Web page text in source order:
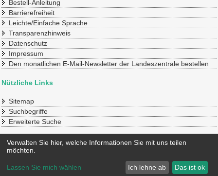
Bestell-Anleitung
Barrierefreiheit
Leichte/Einfache Sprache
Transparenzhinweis
Datenschutz
Impressum
Den monatlichen E-Mail-Newsletter der Landeszentrale bestellen
Nützliche Links
Sitemap
Suchbegriffe
Erweiterte Suche
Konto
© 2020 SLpB
Verwalten Sie hier, welche Informationen Sie mit uns teilen
möchten.
Lassen Sie mich wählen Ich lehne ab Das ist ok